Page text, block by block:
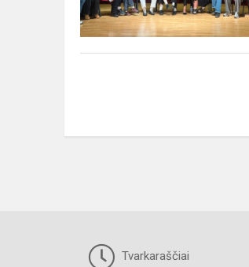
prezidento
i...
Tvarkaraščiai